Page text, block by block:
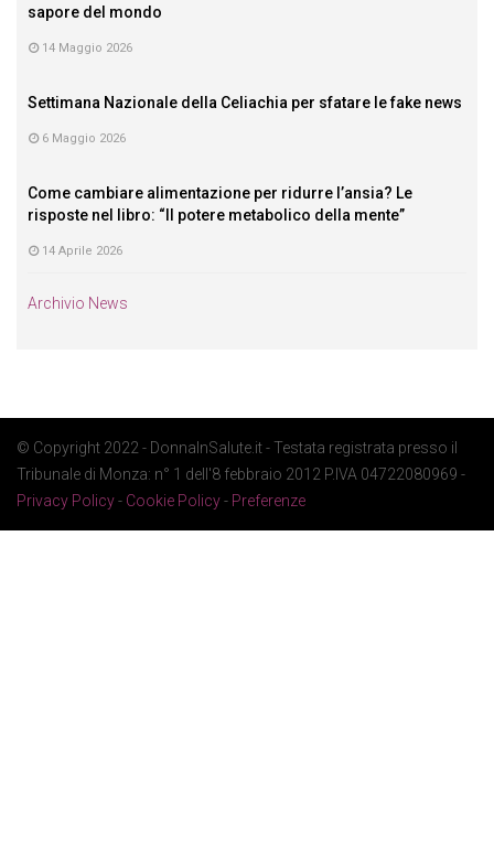
sapore del mondo
14 Maggio 2026
Settimana Nazionale della Celiachia per sfatare le fake news
6 Maggio 2026
Come cambiare alimentazione per ridurre l’ansia? Le
risposte nel libro: “Il potere metabolico della mente”
14 Aprile 2026
Archivio News
© Copyright 2022 - DonnaInSalute.it - Testata registrata presso il
Tribunale di Monza: n° 1 dell'8 febbraio 2012 P.IVA 04722080969 -
Privacy Policy- Cookie Policy- Preferenze